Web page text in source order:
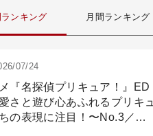
ンキング 月間ランキング
07/24
『名探偵プリキュア！』ED
愛さと遊び心あふれるプリキュ
の表現に注目！〜No.3／ア